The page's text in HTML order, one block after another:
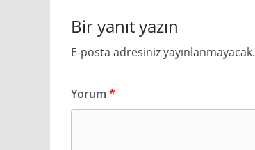
Bir yanıt yazın
E-posta adresiniz yayınlanmayacak.
Yorum *